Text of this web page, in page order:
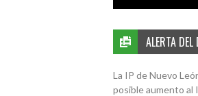
ALERTA DEL
La IP de Nuevo
posible aumento al